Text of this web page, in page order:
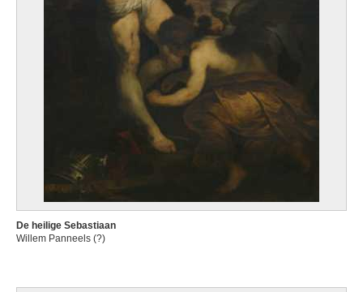
De heilige Sebastiaan
Willem Panneels (?)